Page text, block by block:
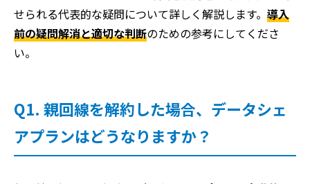
せられる代表的な疑問について詳しく解説します。 導入
前の疑問解消と適切な判断のための参考にしてくださ
い。
Q1. 親回線を解約した場合、データシェ
アプランはどうなりますか？